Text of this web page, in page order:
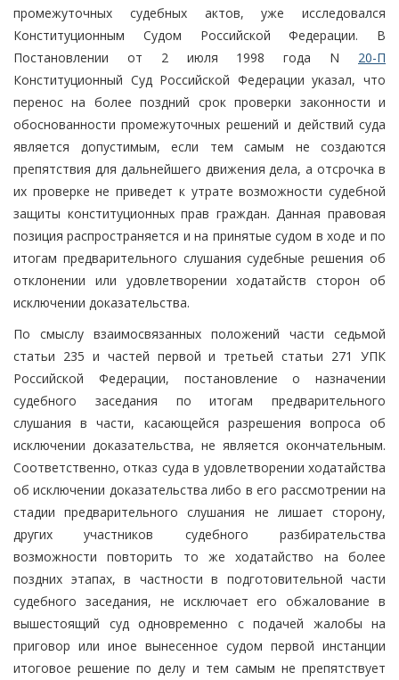
промежуточных судебных актов, уже исследовался
Конституционным Судом Российской Федерации. В
Постановлении от 2 июля 1998 года N 20-П
Конституционный Суд Российской Федерации указал, что
перенос на более поздний срок проверки законности и
обоснованности промежуточных решений и действий суда
является допустимым, если тем самым не создаются
препятствия для дальнейшего движения дела, а отсрочка в
их проверке не приведет к утрате возможности судебной
защиты конституционных прав граждан. Данная правовая
позиция распространяется и на принятые судом в ходе и по
итогам предварительного слушания судебные решения об
отклонении или удовлетворении ходатайств сторон об
исключении доказательства.
По смыслу взаимосвязанных положений части седьмой
статьи 235 и частей первой и третьей статьи 271 УПК
Российской Федерации, постановление о назначении
судебного заседания по итогам предварительного
слушания в части, касающейся разрешения вопроса об
исключении доказательства, не является окончательным.
Соответственно, отказ суда в удовлетворении ходатайства
об исключении доказательства либо в его рассмотрении на
стадии предварительного слушания не лишает сторону,
других участников судебного разбирательства
возможности повторить то же ходатайство на более
поздних этапах, в частности в подготовительной части
судебного заседания, не исключает его обжалование в
вышестоящий суд одновременно с подачей жалобы на
приговор или иное вынесенное судом первой инстанции
итоговое решение по делу и тем самым не препятствует